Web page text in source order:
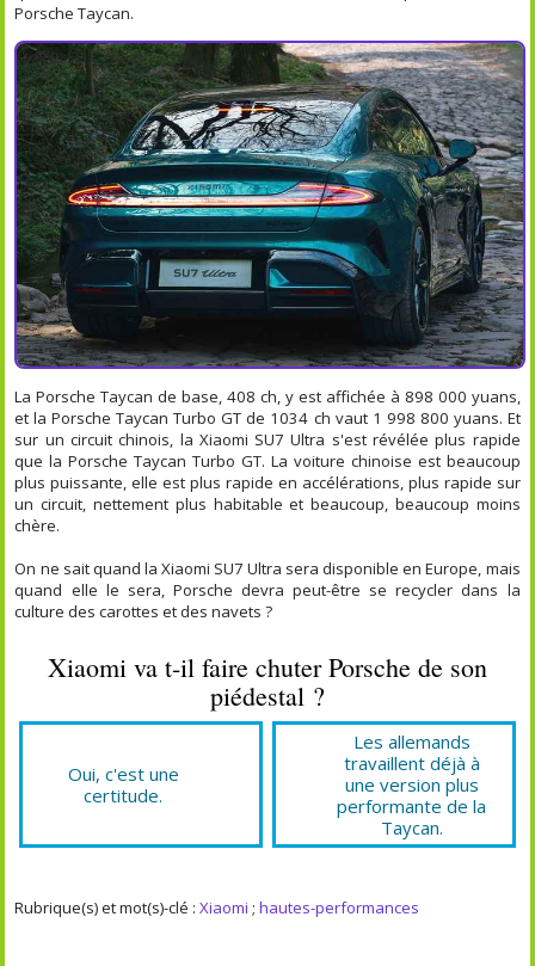
Porsche Taycan.
La Porsche Taycan de base, 408 ch, y est affichée à 898 000 yuans,
et la Porsche Taycan Turbo GT de 1034 ch vaut 1 998 800 yuans. Et
sur un circuit chinois, la Xiaomi SU7 Ultra s'est révélée plus rapide
que la Porsche Taycan Turbo GT. La voiture chinoise est beaucoup
plus puissante, elle est plus rapide en accélérations, plus rapide sur
un circuit, nettement plus habitable et beaucoup, beaucoup moins
chère.
On ne sait quand la Xiaomi SU7 Ultra sera disponible en Europe, mais
quand elle le sera, Porsche devra peut-être se recycler dans la
culture des carottes et des navets ?
Xiaomi va t-il faire chuter Porsche de son
piédestal ?
Oui, c'est une
certitude.
Les allemands
travaillent déjà à
une version plus
performante de la
Taycan.
Rubrique(s) et mot(s)-clé :Xiaomi ;hautes-performances